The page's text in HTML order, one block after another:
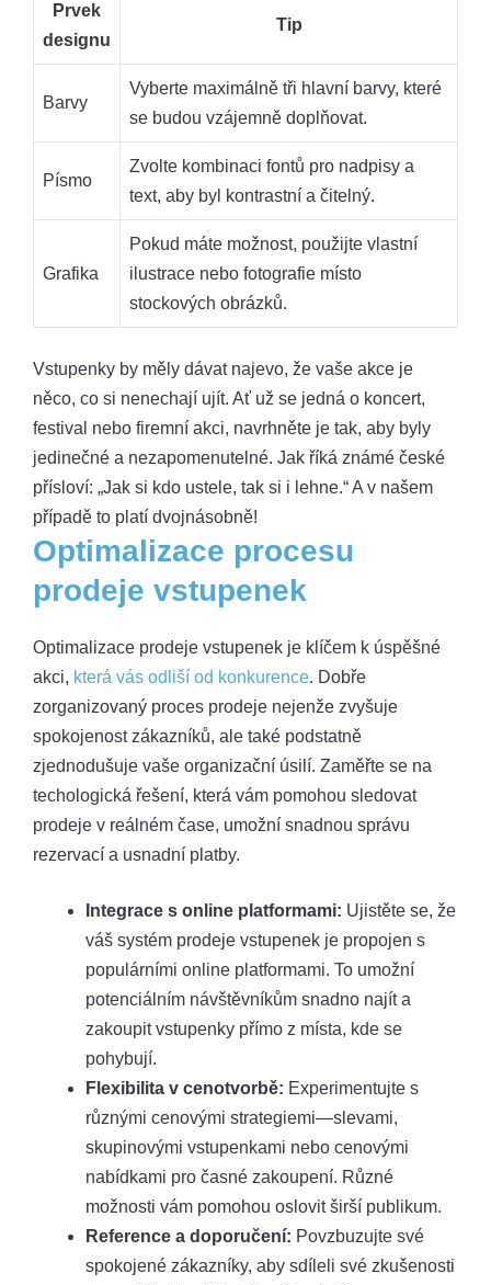
Prvek
designu
Tip
Barvy
Vyberte maximálně tři hlavní barvy, které
se budou vzájemně doplňovat.
Písmo
Zvolte kombinaci fontů pro nadpisy a
text, aby byl kontrastní a čitelný.
Grafika
Pokud máte možnost, použijte vlastní
ilustrace nebo fotografie místo
stockových obrázků.
Vstupenky by měly dávat najevo, že vaše akce je
něco, co si nenechají ujít. Ať už se jedná o koncert,
festival nebo firemní akci, navrhněte je tak, aby byly
jedinečné a nezapomenutelné. Jak říká známé české
přísloví: „Jak si kdo ustele, tak si i lehne.“ A v našem
případě to platí dvojnásobně!
Optimalizace procesu
prodeje vstupenek
Optimalizace prodeje vstupenek je klíčem k úspěšné
akci, která vás odliší od konkurence. Dobře
zorganizovaný proces prodeje nejenže zvyšuje
spokojenost zákazníků, ale také podstatně
zjednodušuje vaše organizační úsilí. Zaměřte se na
techologická řešení, která vám pomohou sledovat
prodeje v reálném čase, umožní snadnou správu
rezervací a usnadní platby.
Integrace s online platformami: Ujistěte se, že
váš systém prodeje vstupenek je propojen s
populárními online platformami. To umožní
potenciálním návštěvníkům snadno najít a
zakoupit vstupenky přímo z místa, kde se
pohybují.
Flexibilita v cenotvorbě: Experimentujte s
různými cenovými strategiemi—slevami,
skupinovými vstupenkami nebo cenovými
nabídkami pro časné zakoupení. Různé
možnosti vám pomohou oslovit širší publikum.
Reference a doporučení: Povzbuzujte své
spokojené zákazníky, aby sdíleli své zkušenosti